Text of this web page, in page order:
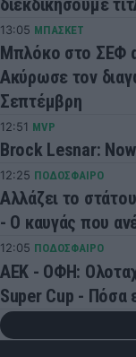
13:05 ΜΠΑΣΚΕΤ
Μπλόκο στο ΣΕΦ
Ακύρωσε τον
Σεπτέμβρη
12:51 MVP
Brock Lesnar:
12:25 ΠΟΔΟΣΦΑΙΡΟ
Αλλάζει το
- Ο καυγάς που
12:05 ΠΟΔΟΣΦΑΙΡΟ
ΑΕΚ - ΟΦΗ:
Super Cup - Πόσα